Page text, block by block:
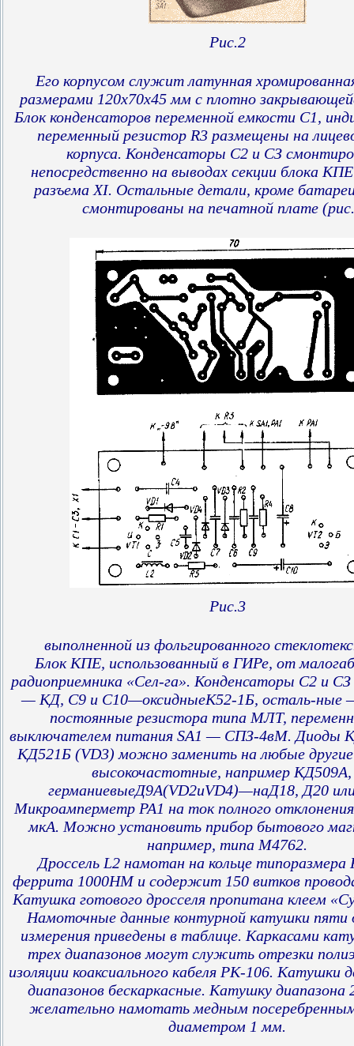
Рис.2
Его корпусом служит латунная
размерами 120х70х45 мм с плотно
Блок конденсаторов переменной емкости С1,
переменный резистор R3 размещены на
корпуса. Конденсаторы С2 и СЗ
непосредственно на выводах секции блока КПЕ
разъема XI. Остальные детали, кроме
смонтированы на печатной плате
Рис.3
выполненной из фольгированного
Блок КПЕ, использованный в ГИРе, от
радиоприемника «Сел-га». Конденсаторы С2 и
— КД, С9 и С10—оксидныеК52-1Б, осталь-ные
постоянные резистора типа МЛТ,
выключателем питания SA1 — СПЗ-4вМ. Диоды
КД521Б (VD3) можно заменить на любые
высокочастотные, например КД509А,
германиевыеД9А(VD2иVD4)—наД18, Д20
Микроамперметр РА1 на ток полного
мкА. Можно установить прибор бытового
например, типа М4762.
Дроссель L2 намотан на кольце типоразмера
феррита 1000НМ и содержит 150 витков
Катушка готового дросселя пропитана клеем
Намоточные данные контурной катушки пяти
измерения приведены в таблице. Каркасами
трех диапазонов могут служить отрезки
изоляции коаксиального кабеля РК-106. Катушки
диапазонов бескаркасные. Катушку
желательно намотать медным
диаметром 1 мм.